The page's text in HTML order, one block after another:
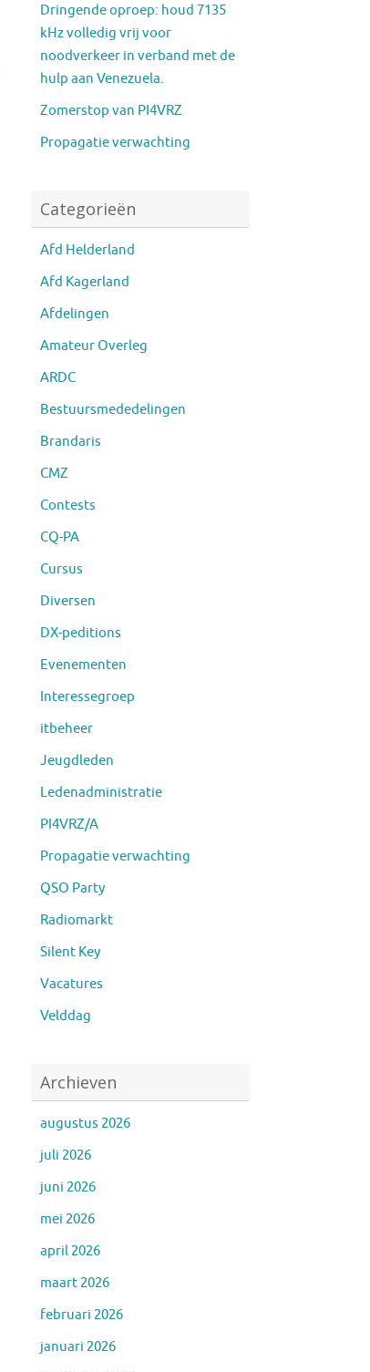
Dringende oproep: houd 7135
kHz volledig vrij voor
noodverkeer in verband met de
hulp aan Venezuela.
Zomerstop van PI4VRZ
Propagatie verwachting
Categorieën
Afd Helderland
Afd Kagerland
Afdelingen
Amateur Overleg
ARDC
Bestuursmededelingen
Brandaris
CMZ
Contests
CQ-PA
Cursus
Diversen
DX-peditions
Evenementen
Interessegroep
itbeheer
Jeugdleden
Ledenadministratie
PI4VRZ/A
Propagatie verwachting
QSO Party
Radiomarkt
Silent Key
Vacatures
Velddag
Archieven
augustus 2026
juli 2026
juni 2026
mei 2026
april 2026
maart 2026
februari 2026
januari 2026